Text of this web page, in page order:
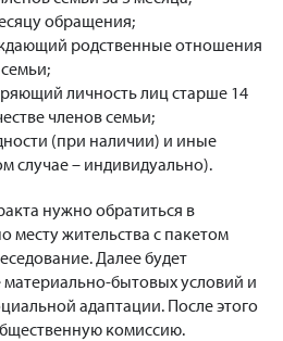
обращения;
родственные отношения
личность лиц старше 14
членов семьи;
(при наличии) и иные
случае – индивидуально).
нужно обратиться в
месту жительства с пакетом
Далее будет
бытовых условий и
адаптации. После этого
комиссию.